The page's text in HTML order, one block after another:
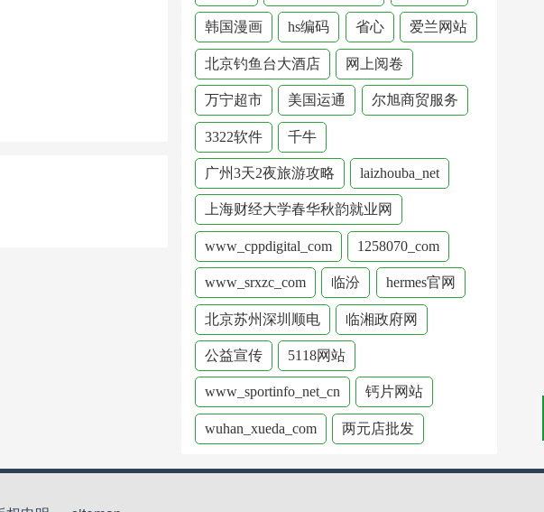
韩国漫画 hs编码 省心 爱兰网站
北京钓鱼台大酒店 网上阅卷
万宁超市 美国运通 尔旭商贸服务
3322软件 千牛
广州3天2夜旅游攻略 laizhouba_net
上海财经大学春华秋韵就业网
www_cppdigital_com 1258070_com
www_srxzc_com 临汾 hermes官网
北京苏州深圳顺电 临湘政府网
公益宣传 5118网站
www_sportinfo_net_cn 钙片网站
wuhan_xueda_com 两元店批发